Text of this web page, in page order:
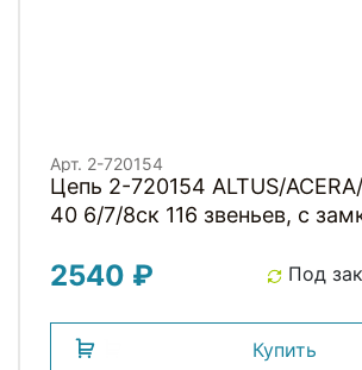
Арт. 2-720154
Цепь 2-720154 ALTUS/
40 6/7/8ск 116 звеньев, с
2540 ₽ Под
Купить